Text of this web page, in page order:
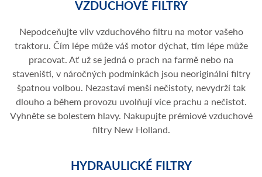
VZDUCHOVÉ FILTRY
Nepodceňujte vliv vzduchového filtru na motor vašeho
traktoru. Čím lépe může váš motor dýchat, tím lépe může
pracovat. Ať už se jedná o prach na farmě nebo na
staveništi, v náročných podmínkách jsou neoriginální filtry
špatnou volbou. Nezastaví menší nečistoty, nevydrží tak
dlouho a během provozu uvolňují více prachu a nečistot.
Vyhněte se bolestem hlavy. Nakupujte prémiové vzduchové
filtry New Holland.
HYDRAULICKÉ FILTRY